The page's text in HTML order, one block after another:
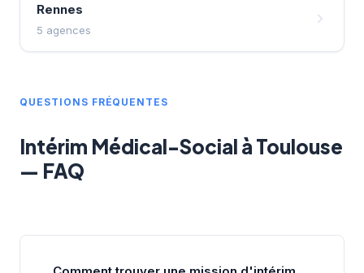
Rennes
5 agences
QUESTIONS FRÉQUENTES
Intérim Médical-Social à Toulouse
— FAQ